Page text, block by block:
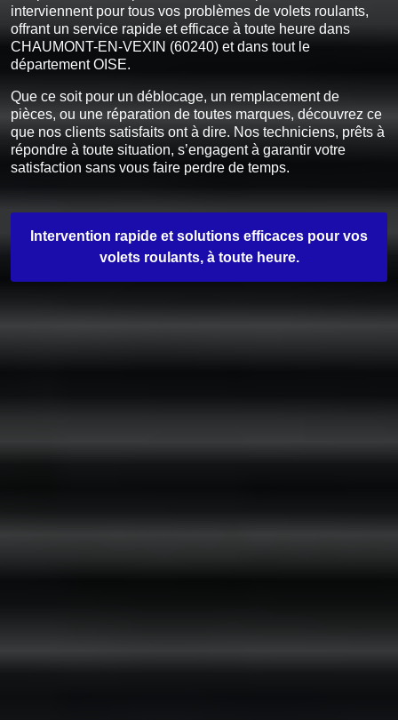
interviennent pour tous vos problèmes de volets roulants,
offrant un service rapide et efficace à toute heure dans
CHAUMONT-EN-VEXIN (60240) et dans tout le
département OISE.
Que ce soit pour un déblocage, un remplacement de
pièces, ou une réparation de toutes marques, découvrez ce
que nos clients satisfaits ont à dire. Nos techniciens, prêts à
répondre à toute situation, s’engagent à garantir votre
satisfaction sans vous faire perdre de temps.
Intervention rapide et solutions efficaces pour vos
volets roulants, à toute heure.